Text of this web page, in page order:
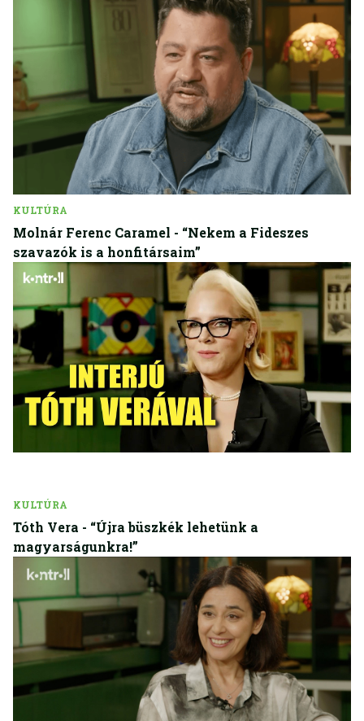
KULTÚRA
Molnár Ferenc Caramel - “Nekem a Fideszes
szavazók is a honfitársaim”
KULTÚRA
Tóth Vera - “Újra büszkék lehetünk a
magyarságunkra!”